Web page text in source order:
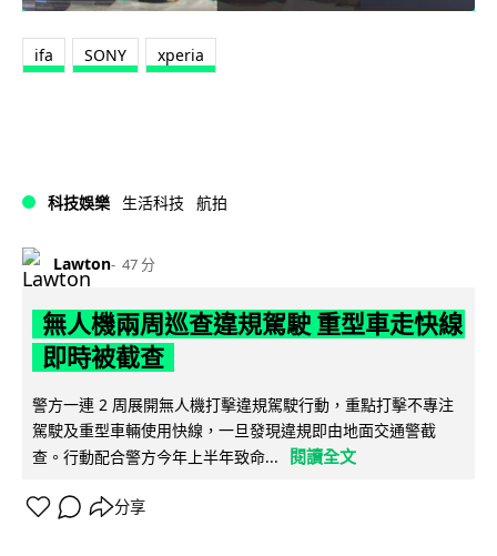
ifa SONY xperia
科技娛樂 生活科技 航拍
Lawton 47 分
無人機兩周巡查違規駕駛 重型車走快線
即時被截查
警方一連 2 周展開無人機打擊違規駕駛行動，重點打擊不專注
駕駛及重型車輛使用快線，一旦發現違規即由地面交通警截
查。行動配合警方今年上半年致命...
閱讀全文
分享